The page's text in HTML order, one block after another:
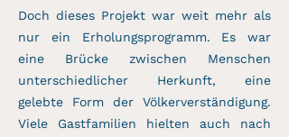
Doch dieses Projekt war weit mehr als
nur ein Erholungsprogramm. Es war
eine Brücke zwischen Menschen
unterschiedlicher Herkunft, eine
gelebte Form der Völkerverständigung.
Viele Gastfamilien hielten auch nach